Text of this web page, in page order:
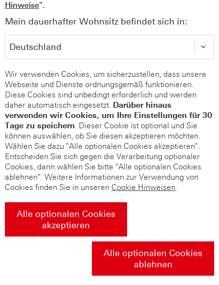
Hinweise".
Mein dauerhafter Wohnsitz befindet sich in:
Wir verwenden Cookies, um sicherzustellen, dass unsere
Webseite und Dienste ordnungsgemäß funktionieren.
Diese Cookies sind unbedingt erforderlich und werden
daher automatisch eingesetzt. Darüber hinaus
verwenden wir Cookies, um Ihre Einstellungen für 30
Tage zu speichern. Dieser Cookie ist optional und Sie
können auswählen, ob Sie diesen akzeptieren möchten.
Wählen Sie dazu "Alle optionalen Cookies akzeptieren".
Entscheiden Sie sich gegen die Verarbeitung optionaler
Cookies, dann wählen Sie bitte "Alle optionalen Cookies
ablehnen". Weitere Informationen zur Verwendung von
Cookies finden Sie in unseren Cookie Hinweisen.
Alle optionalen Cookies
akzeptieren
Alle optionalen Cookies
ablehnen